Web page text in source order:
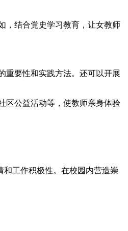
，结合党史学习教育，让女教师
重要性和实践方法。还可以开展
区公益活动等，使教师亲身体验
和工作积极性。在校园内营造崇